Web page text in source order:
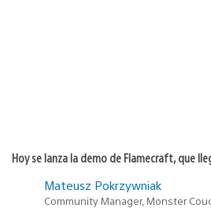
Hoy se lanza la demo de Flamecraft, que
Mateusz Pokrzywniak
Community Manager, Monster